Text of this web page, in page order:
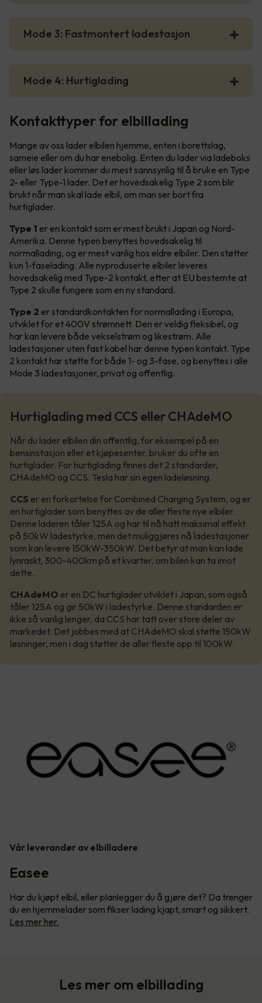
Mode 3: Fastmontert ladestasjon
Mode 4: Hurtiglading
Kontakttyper for elbillading
Mange av oss lader elbilen hjemme, enten i borettslag,
sameie eller om du har enebolig. Enten du lader via ladeboks
eller løs lader kommer du mest sannsynlig til å bruke en Type
2- eller Type-1 lader. Det er hovedsakelig Type 2 som blir
brukt når man skal lade elbil, om man ser bort fra
hurtiglader.
Type 1 er en kontakt som er mest brukt i Japan og Nord-
Amerika. Denne typen benyttes hovedsakelig til
normallading, og er mest vanlig hos eldre elbiler. Den støtter
kun 1-faselading. Alle nyproduserte elbiler leveres
hovedsakelig med Type-2 kontakt, etter at EU bestemte at
Type 2 skulle fungere som en ny standard.
Type 2 er standardkontakten for normallading i Europa,
utviklet for et 400V strømnett. Den er veldig fleksibel, og
har kan levere både vekselstrøm og likestrøm. Alle
ladestasjoner uten fast kabel har denne typen kontakt. Type
2 kontakt har støtte for både 1- og 3-fase, og benyttes i alle
Mode 3 ladestasjoner, privat og offentlig.
Hurtiglading med CCS eller CHAdeMO
Når du lader elbilen din offentlig, for eksempel på en
bensinstasjon eller et kjøpesenter, bruker du ofte en
hurtiglader. For hurtiglading finnes det 2 standarder,
CHAdeMO og CCS. Tesla har sin egen ladeløsning.
CCS er en forkortelse for Combined Charging System, og er
en hurtiglader som benyttes av de aller fleste nye elbiler.
Denne laderen tåler 125A og har til nå hatt maksimal effekt
på 50kW ladestyrke, men det muliggjøres nå ladestasjoner
som kan levere 150kW-350kW. Det betyr at man kan lade
lynraskt, 300-400km på et kvarter, om bilen kan ta imot
dette.
CHAdeMO er en DC hurtiglader utviklet i Japan, som også
tåler 125A og gir 50kW i ladestyrke. Denne standarden er
ikke så vanlig lenger, da CCS har tatt over store deler av
markedet. Det jobbes med at CHAdeMO skal støtte 150kW
løsninger, men i dag støtter de aller fleste opp til 100kW.
Vår leverandør av elbilladere
Easee
Har du kjøpt elbil, eller planlegger du å gjøre det? Da trenger
du en hjemmelader som fikser lading kjapt, smart og sikkert.
Les mer her.
Les mer om elbillading